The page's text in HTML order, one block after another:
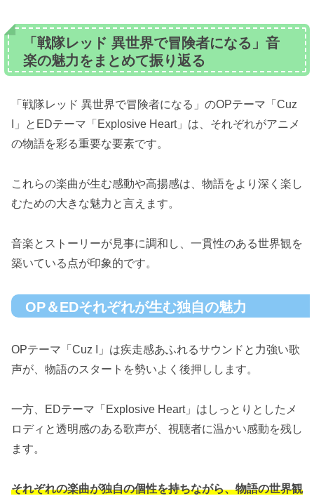
「戦隊レッド 異世界で冒険者になる」音
楽の魅力をまとめて振り返る
「戦隊レッド 異世界で冒険者になる」のOPテーマ「Cuz
I」とEDテーマ「Explosive Heart」は、それぞれがアニメ
の物語を彩る重要な要素です。
これらの楽曲が生む感動や高揚感は、物語をより深く楽し
むための大きな魅力と言えます。
音楽とストーリーが見事に調和し、一貫性のある世界観を
築いている点が印象的です。
OP＆EDそれぞれが生む独自の魅力
OPテーマ「Cuz I」は疾走感あふれるサウンドと力強い歌
声が、物語のスタートを勢いよく後押しします。
一方、EDテーマ「Explosive Heart」はしっとりとしたメ
ロディと透明感のある歌声が、視聴者に温かい感動を残し
ます。
それぞれの楽曲が独自の個性を持ちながら、物語の世界観